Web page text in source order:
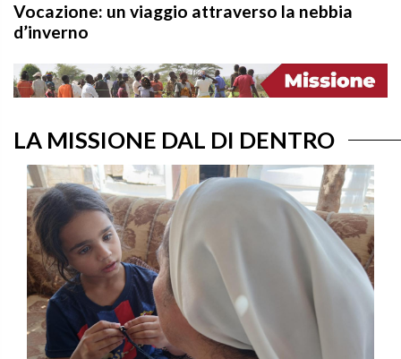
Vocazione: un viaggio attraverso la nebbia
d’inverno
LA MISSIONE DAL DI DENTRO